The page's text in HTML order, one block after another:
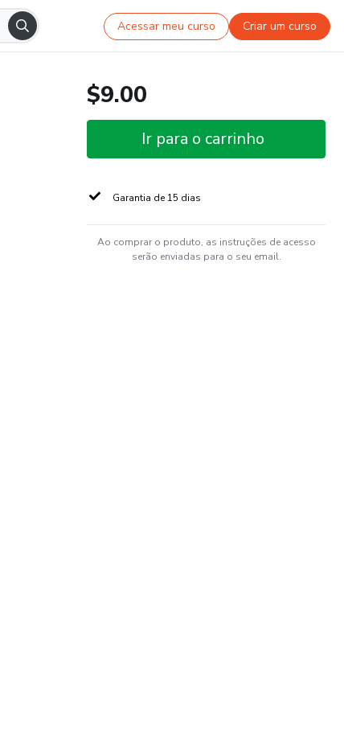
Acessar meu curso Criar um curso
$9.00
Ir para o carrinho
Garantia de 15 dias
Ao comprar o produto, as instruções de acesso
serão enviadas para o seu email.